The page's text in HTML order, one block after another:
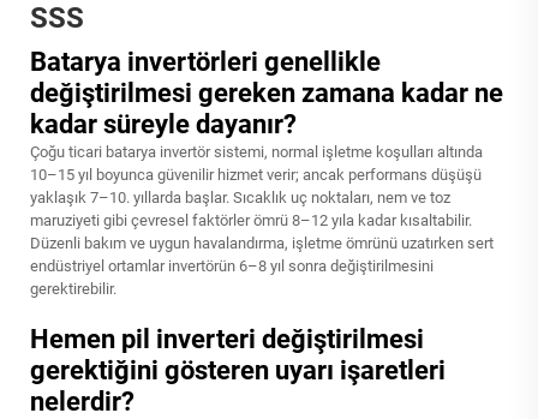
SSS
Batarya invertörleri genellikle
değiştirilmesi gereken zamana kadar ne
kadar süreyle dayanır?
Çoğu ticari batarya invertör sistemi, normal işletme koşulları altında
10–15 yıl boyunca güvenilir hizmet verir; ancak performans düşüşü
yaklaşık 7–10. yıllarda başlar. Sıcaklık uç noktaları, nem ve toz
maruziyeti gibi çevresel faktörler ömrü 8–12 yıla kadar kısaltabilir.
Düzenli bakım ve uygun havalandırma, işletme ömrünü uzatırken sert
endüstriyel ortamlar invertörün 6–8 yıl sonra değiştirilmesini
gerektirebilir.
Hemen pil inverteri değiştirilmesi
gerektiğini gösteren uyarı işaretleri
nelerdir?